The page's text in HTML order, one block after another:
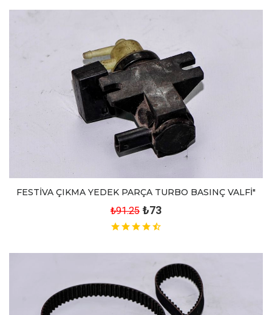
FESTİVA ÇIKMA YEDEK PARÇA TURBO BASINÇ VALFİ"
₺91.25 ₺73